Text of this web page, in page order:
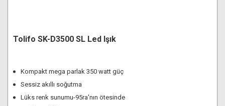
Tolifo SK-D3500 SL Led Işık
Kompakt mega parlak 350 watt güç
Sessiz akıllı soğutma
Lüks renk sunumu-95ra'nın ötesinde